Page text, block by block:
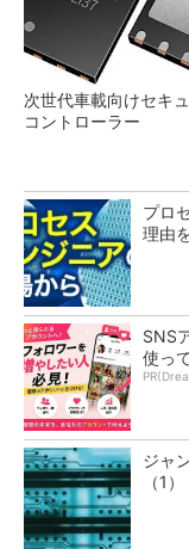
次世代車載向けセキ
コントローラー
プロ
理由
SNS
使っ
ジャ
（1）